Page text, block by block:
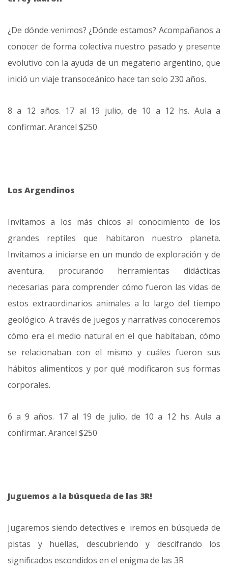
¿De dónde venimos? ¿Dónde estamos? Acompañanos a
conocer de forma colectiva nuestro pasado y presente
evolutivo con la ayuda de un megaterio argentino, que
inició un viaje transoceánico hace tan solo 230 años.
8 a 12 años. 17 al 19 julio, de 10 a 12 hs. Aula a
confirmar. Arancel $250
Los Argendinos
Invitamos a los más chicos al conocimiento de los
grandes reptiles que habitaron nuestro planeta.
Invitamos a iniciarse en un mundo de exploración y de
aventura, procurando herramientas didácticas
necesarias para comprender cómo fueron las vidas de
estos extraordinarios animales a lo largo del tiempo
geológico. A través de juegos y narrativas conoceremos
cómo era el medio natural en el que habitaban, cómo
se relacionaban con el mismo y cuáles fueron sus
hábitos alimenticos y por qué modificaron sus formas
corporales.
6 a 9 años. 17 al 19 de julio, de 10 a 12 hs. Aula a
confirmar. Arancel $250
Juguemos a la búsqueda de las 3R!
Jugaremos siendo detectives e iremos en búsqueda de
pistas y huellas, descubriendo y descifrando los
significados escondidos en el enigma de las 3R